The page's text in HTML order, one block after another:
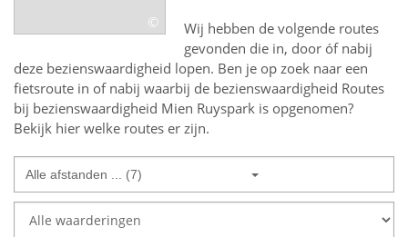
©
Wij hebben de volgende routes
gevonden die in, door óf nabij
deze bezienswaardigheid lopen. Ben je op zoek naar een
fietsroute in of nabij waarbij de bezienswaardigheid Routes
bij bezienswaardigheid Mien Ruyspark is opgenomen?
Bekijk hier welke routes er zijn.
Alle afstanden ... (7)